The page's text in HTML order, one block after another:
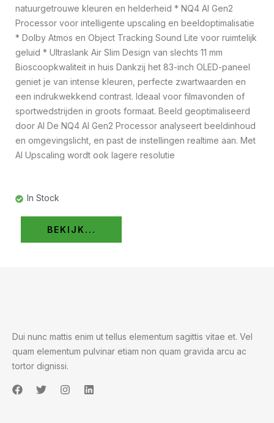
natuurgetrouwe kleuren en helderheid * NQ4 AI Gen2
Processor voor intelligente upscaling en beeldoptimalisatie
* Dolby Atmos en Object Tracking Sound Lite voor ruimtelijk
geluid * Ultraslank Air Slim Design van slechts 11 mm
Bioscoopkwaliteit in huis Dankzij het 83-inch OLED-paneel
geniet je van intense kleuren, perfecte zwartwaarden en
een indrukwekkend contrast. Ideaal voor filmavonden of
sportwedstrijden in groots formaat. Beeld geoptimaliseerd
door AI De NQ4 AI Gen2 Processor analyseert beeldinhoud
en omgevingslicht, en past de instellingen realtime aan. Met
AI Upscaling wordt ook lagere resolutie
In Stock
BEKIJK...
Dui nunc mattis enim ut tellus elementum sagittis vitae et. Vel
quam elementum pulvinar etiam non quam gravida arcu ac
tortor dignissi.